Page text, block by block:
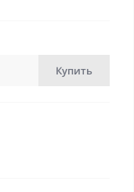
Купить